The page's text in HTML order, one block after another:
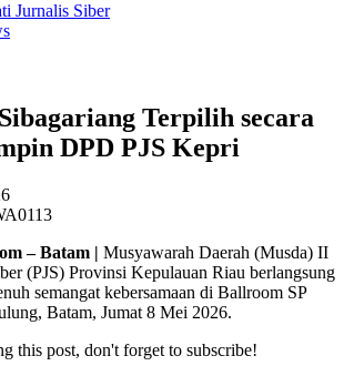
Jurnalis Siber
Terpilih secara
DPD PJS Kepri
– Batam | Musyawarah Daerah (Musda) II
(PJS) Provinsi Kepulauan Riau berlangsung
semangat kebersamaan di Ballroom SP
Batam, Jumat 8 Mei 2026.
this post, don't forget to subscribe!